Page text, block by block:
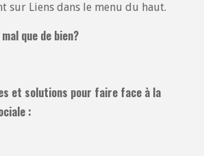
sur Liens dans le menu du haut.
que de bien?
et solutions pour faire face à la
: